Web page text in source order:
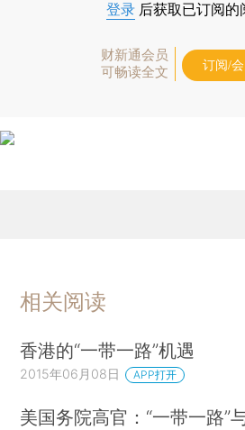
登录 后获取已订阅的
财新通会员
可畅读全文
订阅/
相关阅读
香港的“一带一路”机遇
2015年06月08日 APP打开
美国务院高官：“一带一路”